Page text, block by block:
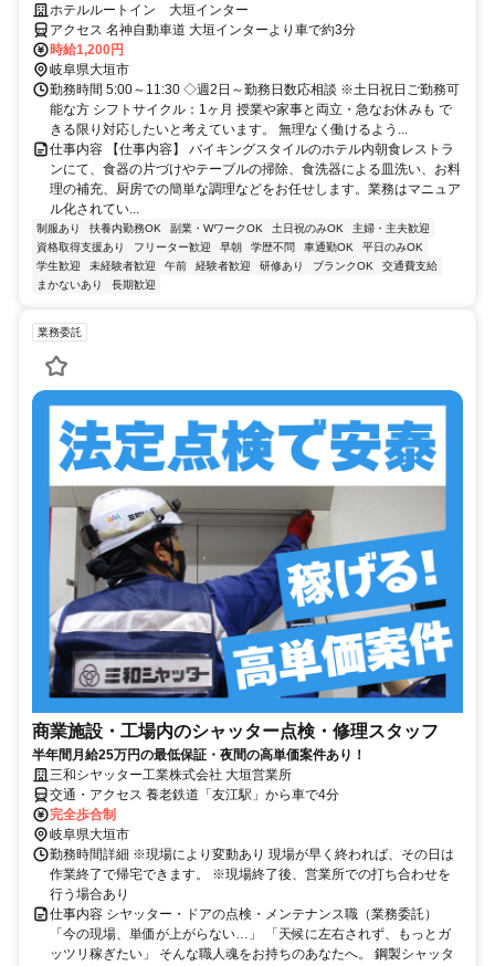
未経験歓迎！主婦(夫)さん活躍中
ホテルルートイン 大垣インター
アクセス 名神自動車道 大垣インターより車で約3分
時給1,200円
岐阜県大垣市
勤務時間 5:00～11:30 ◇週2日～勤務日数応相談 ※土日祝日ご勤務可
能な方 シフトサイクル：1ヶ月 授業や家事と両立・急なお休みも で
きる限り対応したいと考えています。 無理なく働けるよう...
仕事内容 【仕事内容】 バイキングスタイルのホテル内朝食レストラ
ンにて、食器の片づけやテーブルの掃除、食洗器による皿洗い、お料
理の補充、厨房での簡単な調理などをお任せします。業務はマニュア
ル化されてい...
制服あり 扶養内勤務OK 副業・WワークOK 土日祝のみOK
主婦・主夫歓迎
資格取得支援あり
フリーター歓迎 早朝 学歴不問 車通勤OK
平日のみOK
学生歓迎
未経験者歓迎 午前 経験者歓迎 研修あり ブランクOK
交通費支給
まかないあり
長期歓迎
業務委託
商業施設・工場内のシャッター点検・修理スタッフ
半年間月給25万円の最低保証・夜間の高単価案件あり！
三和シヤッター工業株式会社 大垣営業所
交通・アクセス 養老鉄道「友江駅」から車で4分
完全歩合制
岐阜県大垣市
勤務時間詳細 ※現場により変動あり 現場が早く終われば、その日は
作業終了で帰宅できます。 ※現場終了後、営業所での打ち合わせを
行う場合あり
仕事内容 シヤッター・ドアの点検・メンテナンス職（業務委託）
「今の現場、単価が上がらない…」 「天候に左右されず、もっとガ
ッツリ稼ぎたい」 そんな職人魂をお持ちのあなたへ。 鋼製シャッタ